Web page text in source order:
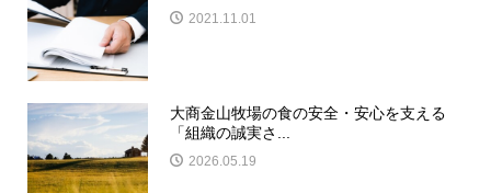
2021.11.01
大商金山牧場の食の安全・安心を支える
「組織の誠実さ...
2026.05.19